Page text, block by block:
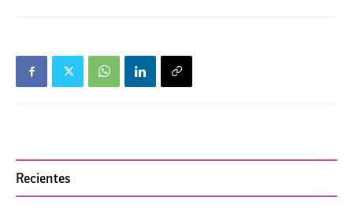
Recientes